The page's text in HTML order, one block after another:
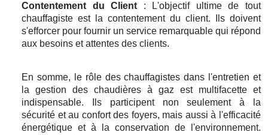
Contentement du Client: L'objectif ultime de tout
chauffagiste est la contentement du client. Ils doivent
s'efforcer pour fournir un service remarquable qui répond
aux besoins et attentes des clients.
En somme, le rôle des chauffagistes dans l'entretien et
la gestion des chaudières à gaz est multifacette et
indispensable. Ils participent non seulement à la
sécurité et au confort des foyers, mais aussi à l'efficacité
énergétique et à la conservation de l'environnement.